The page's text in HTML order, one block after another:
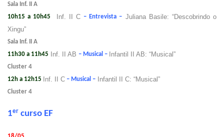
Sala Inf. II A
10h15 a 10h45
Inf. II C – Entrevista – Juliana Basile: “Descobrindo o
Xingu”
Sala Inf.
II A
11h30 a 11h45
Inf. II AB – Musical – Infantil II AB: “Musical”
Cluster 4
12h a 12h15
Inf. II C – Musical – Infantil II C: “Musical”
Cluster 4
1er curso EF